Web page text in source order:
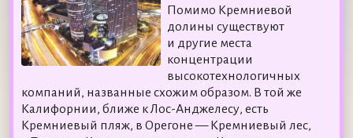
Помимо Кремниевой
долины существуют
и другие места
концентрации
высокотехнологичных
компаний, названные схожим образом. В той же
Калифорнии, ближе к Лос-Анджелесу, есть
Кремниевый пляж, в Орегоне — Кремниевый лес,